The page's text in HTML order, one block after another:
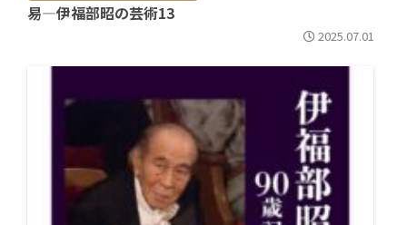
易―伊福部昭の芸術13
2025.07.01